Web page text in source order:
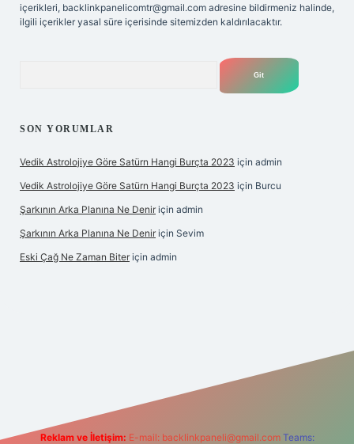
içerikleri, backlinkpanelicomtr@gmail.com adresine bildirmeniz halinde,
ilgili içerikler yasal süre içerisinde sitemizden kaldırılacaktır.
SON YORUMLAR
Vedik Astrolojiye Göre Satürn Hangi Burçta 2023 için admin
Vedik Astrolojiye Göre Satürn Hangi Burçta 2023 için Burcu
Şarkının Arka Planına Ne Denir için admin
Şarkının Arka Planına Ne Denir için Sevim
Eski Çağ Ne Zaman Biter için admin
Reklam ve İletişim: E-mail: backlinkpaneli@gmail.com Teams: